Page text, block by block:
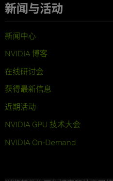
新闻与活动
新闻中心
NVIDIA 博客
在线研讨会
获得最新信息
近期活动
NVIDIA GPU 技术大会
NVIDIA On-Demand